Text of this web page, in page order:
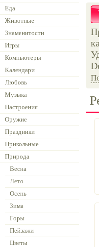
Еда
Животные
Знаменитости
Игры
Компьютеры
Календари
Любовь
Музыка
Настроения
Оружие
Праздники
Прикольные
Природа
Весна
Лето
Осень
Зима
Горы
Пейзажи
Цветы